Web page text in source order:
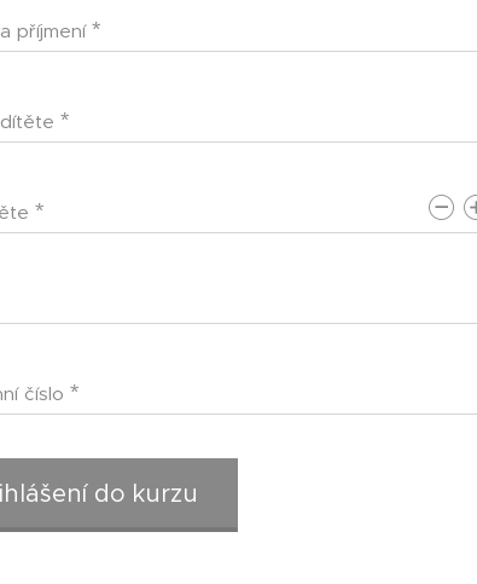
příjmení
číslo
do kurzu